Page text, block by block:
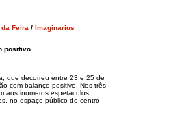
Feira / Imaginarius
positivo
que decorreu entre 23 e 25 de
com balanço positivo. Nos três
aos inúmeros espetáculos
no espaço público do centro